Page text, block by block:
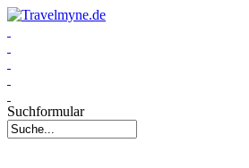
Suchformular